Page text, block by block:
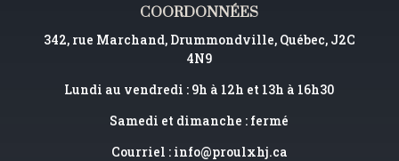
COORDONNÉES
342, rue Marchand, Drummondville, Québec, J2C
4N9
Lundi au vendredi : 9h à 12h et 13h à 16h30
Samedi et dimanche : fermé
Courriel : info@proulxhj.ca